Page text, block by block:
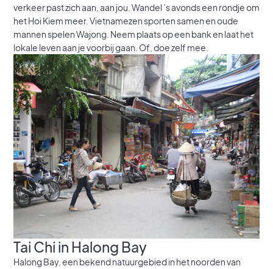
verkeer past zich aan, aan jou. Wandel ’s avonds een rondje om
het Hoi Kiem meer. Vietnamezen sporten samen en oude
mannen spelen Wajong. Neem plaats op een bank en laat het
lokale leven aan je voorbij gaan. Of, doe zelf mee.
Tai Chi in Halong Bay
Halong Bay, een bekend natuurgebied in het noorden van